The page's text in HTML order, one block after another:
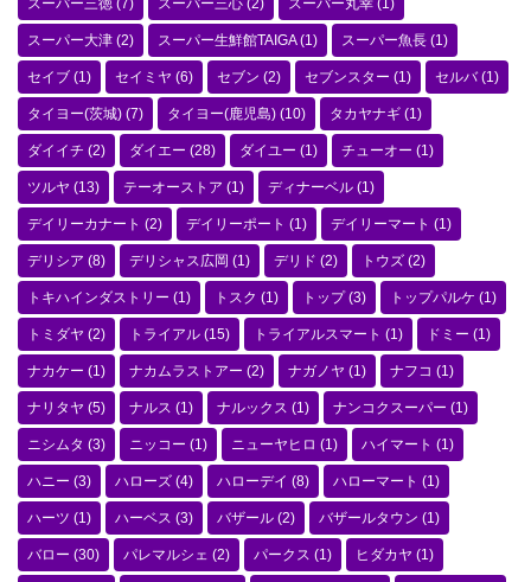
スーパー三徳 (7) スーパー三心 (2) スーパー丸幸 (1)
スーパー大津 (2) スーパー生鮮館TAIGA(1) スーパー魚長 (1)
セイブ (1) セイミヤ (6) セブン (2) セブンスター (1) セルバ(1)
タイヨー(茨城) (7) タイヨー(鹿児島) (10) タカヤナギ (1)
ダイイチ (2) ダイエー (28) ダイユー (1) チューオー (1)
ツルヤ (13) テーオーストア (1) ディナーベル (1)
デイリーカナート (2) デイリーポート (1) デイリーマート (1)
デリシア (8) デリシャス広岡 (1) デリド (2) トウズ (2)
トキハインダストリー (1) トスク (1) トップ(3) トップパルケ (1)
トミダヤ (2) トライアル (15) トライアルスマート (1) ドミー (1)
ナカケー (1) ナカムラストアー (2) ナガノヤ (1) ナフコ (1)
ナリタヤ (5) ナルス (1) ナルックス (1) ナンコクスーパー (1)
ニシムタ (3) ニッコー (1) ニューヤヒロ (1) ハイマート (1)
ハニー (3) ハローズ (4) ハローデイ (8) ハローマート (1)
ハーツ (1) ハーベス (3) バザール (2) バザールタウン (1)
バロー (30) パレマルシェ (2) パークス (1) ヒダカヤ (1)